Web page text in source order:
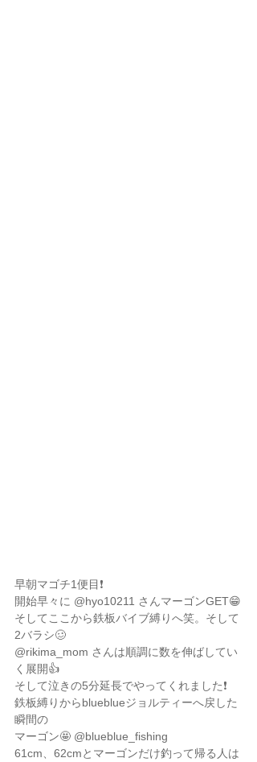
早朝マゴチ1便目❗️
開始早々に @hyo10211 さんマーゴンGET😁
そしてここから鉄板バイブ縛りへ笑。そして
2バラシ🥴
@rikima_mom さんは順調に数を伸ばしてい
く展開👍
そして泣きの5分延長でやってくれました❗️
鉄板縛りからblueblueジョルティーへ戻した
瞬間の
マーゴン🤩 @blueblue_fishing
61cm、62cmとマーゴンだけ釣って帰る人は